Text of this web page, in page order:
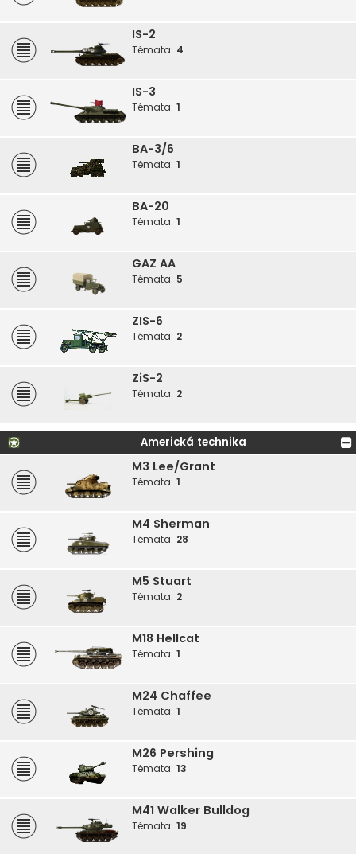
IS-2
Témata: 4
IS-3
Témata: 1
BA-3/6
Témata: 1
BA-20
Témata: 1
GAZ AA
Témata: 5
ZIS-6
Témata: 2
ZiS-2
Témata: 2
Americká technika
M3 Lee/Grant
Témata: 1
M4 Sherman
Témata: 28
M5 Stuart
Témata: 2
M18 Hellcat
Témata: 1
M24 Chaffee
Témata: 1
M26 Pershing
Témata: 13
M41 Walker Bulldog
Témata: 19